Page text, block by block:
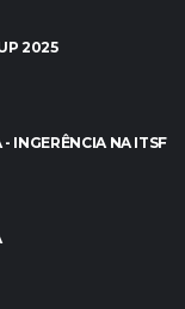
2025
INGERÊNCIA NA ITSF